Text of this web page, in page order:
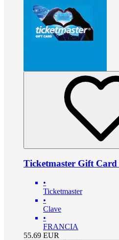
Ticketmaster Gift Card
•
Ticketmaster
•
Clave
•
FRANCIA
55.69 EUR